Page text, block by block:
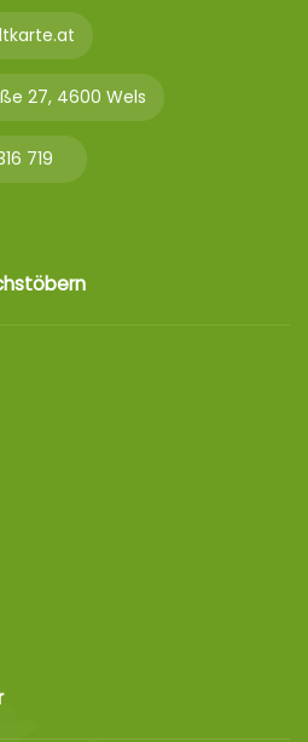
27, 4600 Wels
719